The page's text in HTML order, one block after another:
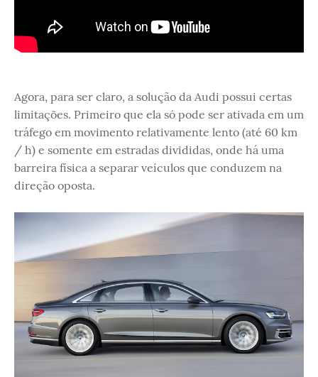
Agora, para ser claro, a solução da Audi possui certas
limitações. Primeiro que ela só pode ser ativada em um
tráfego em movimento relativamente lento (até 60 km
/ h) e somente em estradas divididas, onde há uma
barreira física a separar veículos que conduzem na
direção oposta.